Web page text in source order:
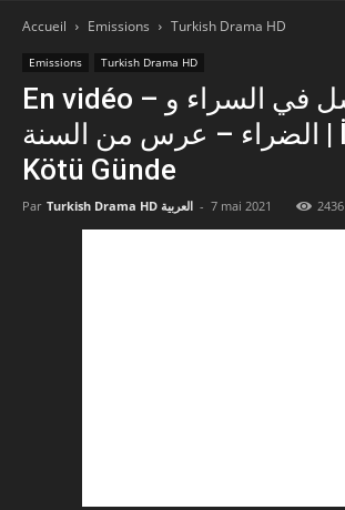
Accueil Emissions Turkish Drama HD
Emissions Turkish Drama HD
En vidéo – مسلسل في السراء و
الضراء – عرس من السنة | İyi Günde
Kötü Günde
Par Turkish Drama HD العربية - 7 mai 2021 2436